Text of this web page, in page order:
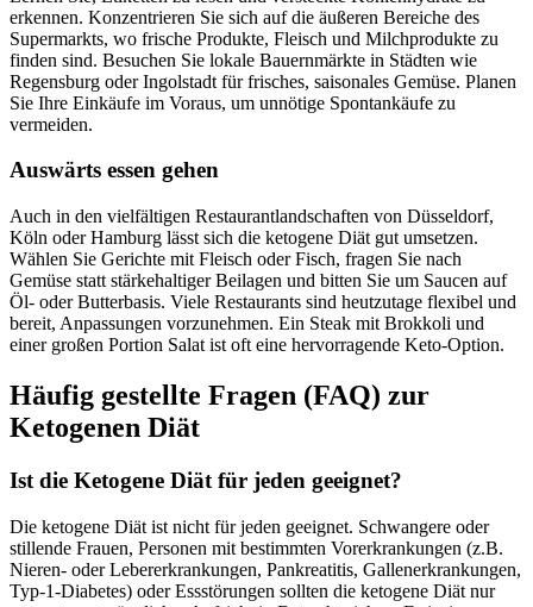
erkennen. Konzentrieren Sie sich auf die äußeren Bereiche des
Supermarkts, wo frische Produkte, Fleisch und Milchprodukte zu
finden sind. Besuchen Sie lokale Bauernmärkte in Städten wie
Regensburg oder Ingolstadt für frisches, saisonales Gemüse. Planen
Sie Ihre Einkäufe im Voraus, um unnötige Spontankäufe zu
vermeiden.
Auswärts essen gehen
Auch in den vielfältigen Restaurantlandschaften von Düsseldorf,
Köln oder Hamburg lässt sich die ketogene Diät gut umsetzen.
Wählen Sie Gerichte mit Fleisch oder Fisch, fragen Sie nach
Gemüse statt stärkehaltiger Beilagen und bitten Sie um Saucen auf
Öl- oder Butterbasis. Viele Restaurants sind heutzutage flexibel und
bereit, Anpassungen vorzunehmen. Ein Steak mit Brokkoli und
einer großen Portion Salat ist oft eine hervorragende Keto-Option.
Häufig gestellte Fragen (FAQ) zur
Ketogenen Diät
Ist die Ketogene Diät für jeden geeignet?
Die ketogene Diät ist nicht für jeden geeignet. Schwangere oder
stillende Frauen, Personen mit bestimmten Vorerkrankungen (z.B.
Nieren- oder Lebererkrankungen, Pankreatitis, Gallenerkrankungen,
Typ-1-Diabetes) oder Essstörungen sollten die ketogene Diät nur